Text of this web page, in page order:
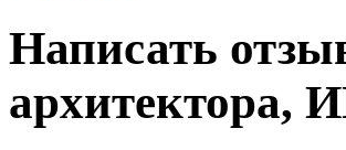
Написать